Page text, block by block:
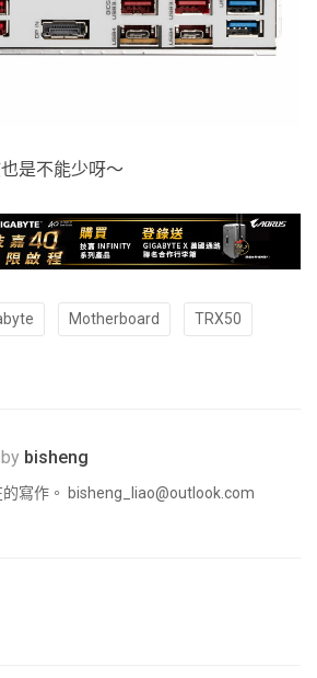
是不能少呀～
Motherboard
TRX50
bisheng
寫作。 bisheng_liao@outlook.com